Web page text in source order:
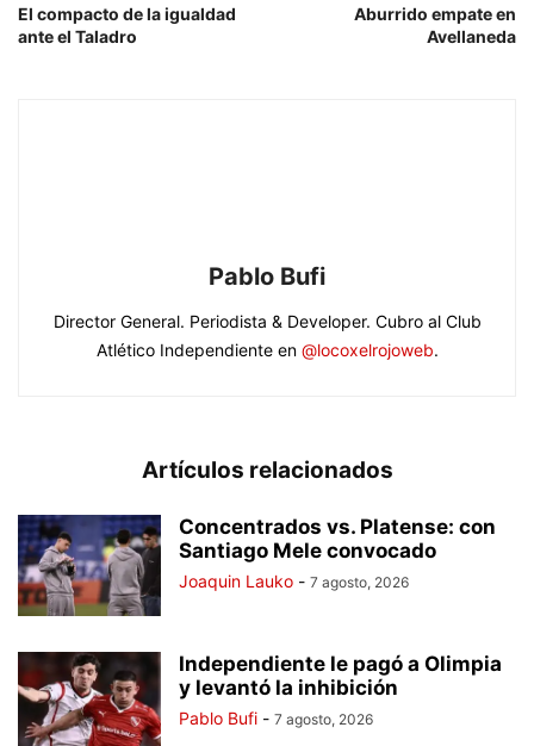
El compacto de la igualdad
ante el Taladro
Aburrido empate en
Avellaneda
Pablo Bufi
Director General. Periodista & Developer. Cubro al Club
Atlético Independiente en @locoxelrojoweb.
Artículos relacionados
Concentrados vs. Platense: con
Santiago Mele convocado
Joaquin Lauko - 7 agosto, 2026
Independiente le pagó a Olimpia
y levantó la inhibición
Pablo Bufi - 7 agosto, 2026